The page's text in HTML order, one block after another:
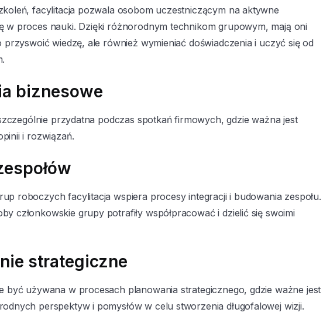
facylitacja pozwala osobom uczestniczącym na aktywne
w proces nauki. Dzięki różnorodnym technikom grupowym, mają oni
przyswoić wiedzę, ale również wymieniać doświadczenia i uczyć się od
biznesowe
przydatna podczas spotkań firmowych, gdzie ważna jest
i rozwiązań.
roboczych facylitacja wspiera procesy integracji i budowania zespołu.
członkowskie grupy potrafiły współpracować i dzielić się swoimi
strategiczne
być używana w procesach planowania strategicznego, gdzie ważne jest
perspektyw i pomysłów w celu stworzenia długofalowej wizji.